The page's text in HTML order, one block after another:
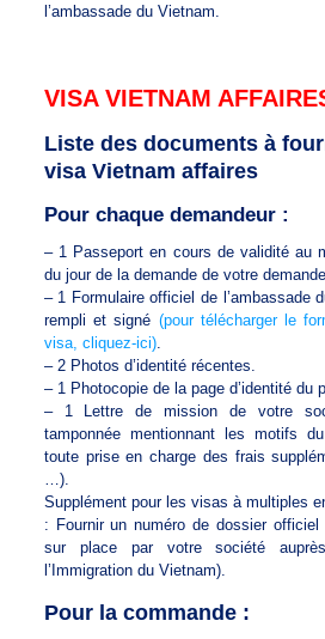
l’ambassade du Vietnam.
VISA VIETNAM
Liste des documents à
visa Vietnam affaires
Pour chaque demandeur :
– 1 Passeport en cours de validité au
du jour de la demande de votre
– 1 Formulaire officiel de l’ambassade
rempli et signé (pour télécharger le
visa, cliquez-ici).
– 2 Photos d’identité récentes.
– 1 Photocopie de la page d’identité du
– 1 Lettre de mission de votre
tamponnée mentionnant les motifs
toute prise en charge des frais
…).
Supplément pour les visas à multiples
: Fournir un numéro de dossier officiel
sur place par votre société
l’Immigration du Vietnam).
Pour la commande :